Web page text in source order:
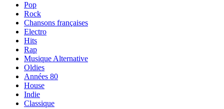
Pop
Rock
Chansons françaises
Electro
Hits
Rap
Musique Alternative
Oldies
Années 80
House
Indie
Classique